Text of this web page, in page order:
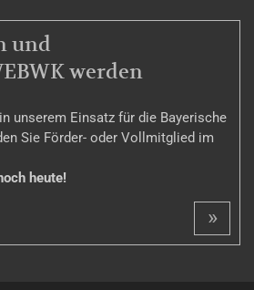
und
werden
unserem Einsatz für die Bayerische
Sie Förder- oder Vollmitglied im
heute!
»